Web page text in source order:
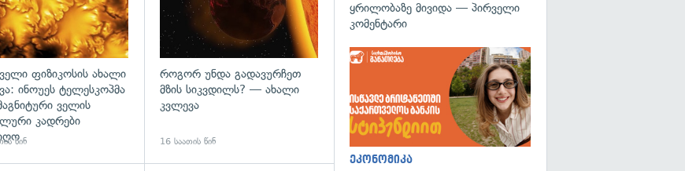
ფიზიკოსის ახალი
ინოუეს ტელესკოპმა
ველის
კადრები
წინ
როგორ უნდა გადავურჩეთ
მზის სიკვდილს? — ახალი
კვლევა
16 საათის წინ
ყრილობაზე მივიდა — პირველი
კომენტარი
ეკონომიკა